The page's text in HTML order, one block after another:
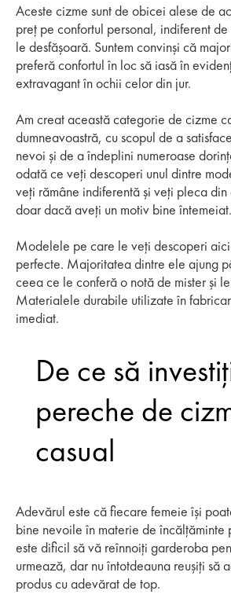
Aceste cizme sunt de obicei alese de
preț pe confortul personal, indiferent
le desfășoară. Suntem convinși că
preferă confortul în loc să iasă în
extravagant în ochii celor din jur.
Am creat această categorie de cizme
dumneavoastră, cu scopul de a
nevoi și de a îndeplini numeroase
odată ce veți descoperi unul dintre
veți rămâne indiferentă și veți pleca din
doar dacă aveți un motiv bine întemeiat.
Modelele pe care le veți descoperi aici
perfecte. Majoritatea dintre ele ajung
ceea ce le conferă o notă de mister și
Materialele durabile utilizate în
imediat.
De ce să
pereche de
casual
Adevărul este că fiecare femeie își
bine nevoile în materie de încălțăminte
este dificil să vă reînnoiți garderoba
urmează, dar nu întotdeauna reușiți să
produs cu adevărat de top.